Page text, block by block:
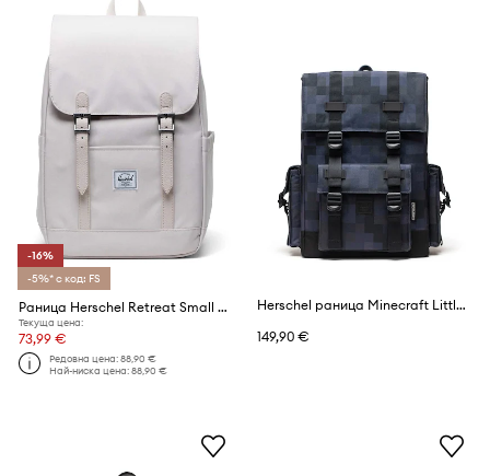
-16%
-5%* с код: FS
Раница Herschel Retreat Small Backpack Retreat™
Текуща цена:
73,99 €
Редовна цена:88,90 €
Най-ниска цена:88,90 €
Herschel раница Minecraft Little America™
149,90 €